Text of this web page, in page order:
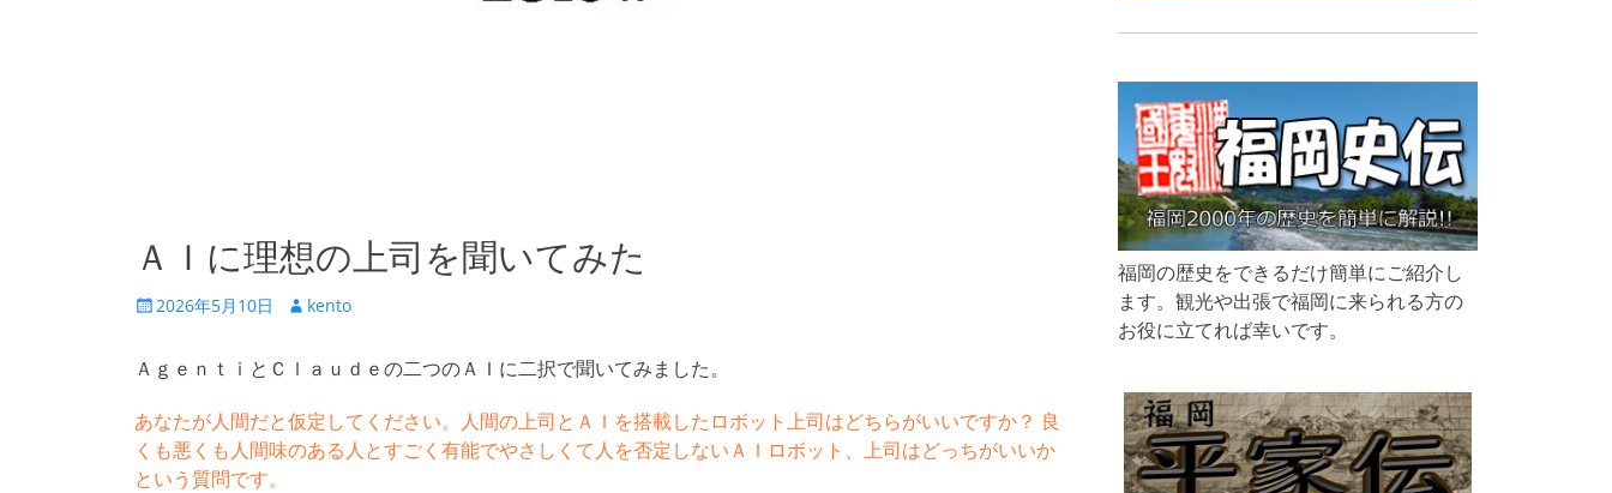
ＡＩに理想の上司を聞いてみた
投 2026年5月10日
投 kento
ＡｇｅｎｔｉとＣｌａｕｄｅの二つのＡＩに二択で聞いてみました。
あなたが人間だと仮定してください。人間の上司とＡＩを搭載したロボット上司はどちらがいいですか？ 良
くも悪くも人間味のある人とすごく有能でやさしくて人を否定しないＡＩロボット、上司はどっちがいいか
という質問です。
福岡の歴史をできるだけ簡単にご紹介し
ます。観光や出張で福岡に来られる方の
お役に立てれば幸いです。